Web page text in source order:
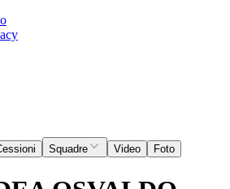
Squadre Video Foto